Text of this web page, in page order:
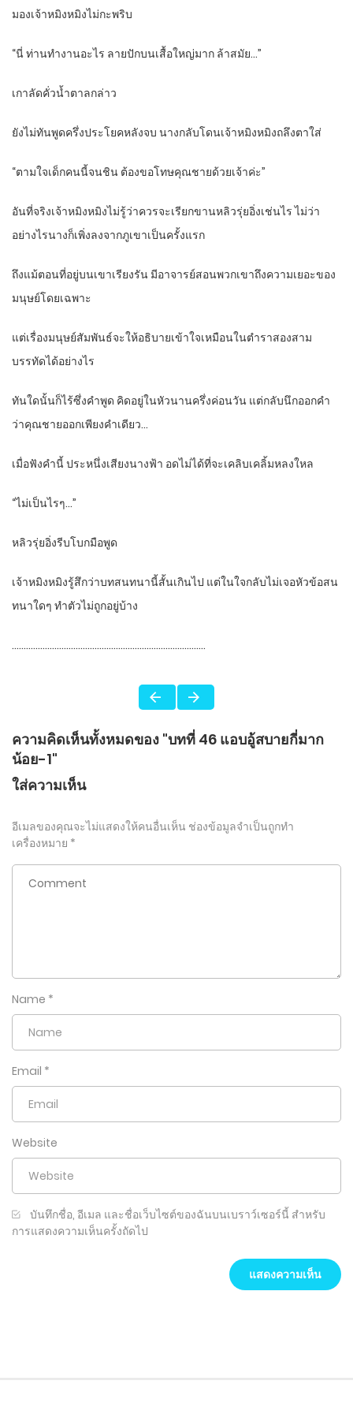
มองเจ้าหมิงหมิงไม่กะพริบ
“นี่ ท่านทำงานอะไร ลายปักบนเสื้อใหญ่มาก ล้าสมัย…”
เกาลัดคั่วน้ำตาลกล่าว
ยังไม่ทันพูดครึ่งประโยคหลังจบ นางกลับโดนเจ้าหมิงหมิงถลึงตาใส่
“ตามใจเด็กคนนี้จนชิน ต้องขอโทษคุณชายด้วยเจ้าค่ะ”
อันที่จริงเจ้าหมิงหมิงไม่รู้ว่าควรจะเรียกขานหลิวรุ่ยอิ่งเช่นไร ไม่ว่า
อย่างไรนางก็เพิ่งลงจากภูเขาเป็นครั้งแรก
ถึงแม้ตอนที่อยู่บนเขาเรียงรัน มีอาจารย์สอนพวกเขาถึงความเยอะของ
มนุษย์โดยเฉพาะ
แต่เรื่องมนุษย์สัมพันธ์จะให้อธิบายเข้าใจเหมือนในตำราสองสาม
บรรทัดได้อย่างไร
ทันใดนั้นก็ไร้ซึ่งคำพูด คิดอยู่ในหัวนานครึ่งค่อนวัน แต่กลับนึกออกคำ
ว่าคุณชายออกเพียงคำเดียว…
เมื่อฟังคำนี้ ประหนึ่งเสียงนางฟ้า อดไม่ได้ที่จะเคลิบเคลิ้มหลงใหล
“ไม่เป็นไรๆ…”
หลิวรุ่ยอิ่งรีบโบกมือพูด
เจ้าหมิงหมิงรู้สึกว่าบทสนทนานี้สั้นเกินไป แต่ในใจกลับไม่เจอหัวข้อสน
ทนาใดๆ ทำตัวไม่ถูกอยู่บ้าง
……………………………………………………………………….
ความคิดเห็นทั้งหมดของ "บทที่ 46 แอบอู้สบายกี่มาก
น้อย-1"
ใส่ความเห็น
อีเมลของคุณจะไม่แสดงให้คนอื่นเห็น ช่องข้อมูลจำเป็นถูกทำ
เครื่องหมาย *
Name *
Email *
Website
บันทึกชื่อ, อีเมล และชื่อเว็บไซต์ของฉันบนเบราว์เซอร์นี้ สำหรับ
การแสดงความเห็นครั้งถัดไป